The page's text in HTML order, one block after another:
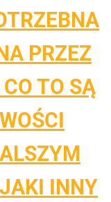
PRZEZ
TO SĄ
INNY